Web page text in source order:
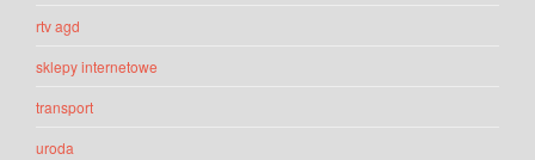
rtv agd
sklepy internetowe
transport
uroda